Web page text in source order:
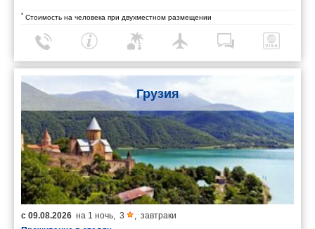
* Стоимость на человека при двухместном размещении
Грузия
с 09.08.2026 на 1 ночь, 3 , завтраки